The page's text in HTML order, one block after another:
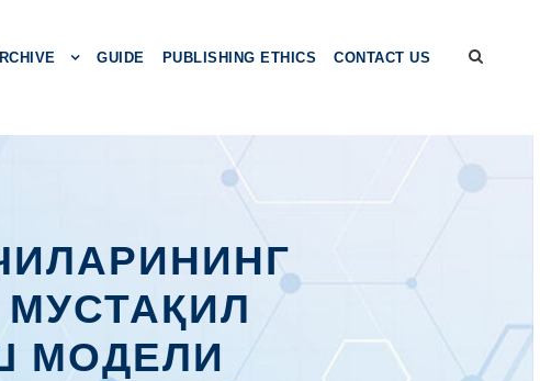
GUIDE PUBLISHING ETHICS CONTACT US
МОДЕЛИ